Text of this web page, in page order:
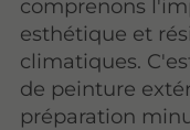
comprenons
esthétique et
climatiques.
de peinture
préparation